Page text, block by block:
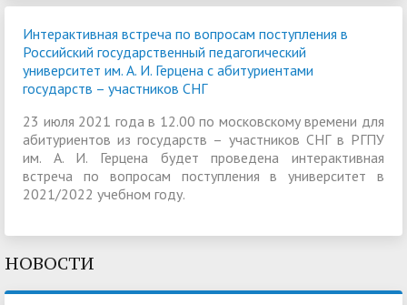
Интерактивная встреча по вопросам поступления в
Российский государственный педагогический
университет им. А. И. Герцена с абитуриентами
государств – участников СНГ
23 июля 2021 года в 12.00 по московскому времени для
абитуриентов из государств – участников СНГ в РГПУ
им. А. И. Герцена будет проведена интерактивная
встреча по вопросам поступления в университет в
2021/2022 учебном году.
НОВОСТИ